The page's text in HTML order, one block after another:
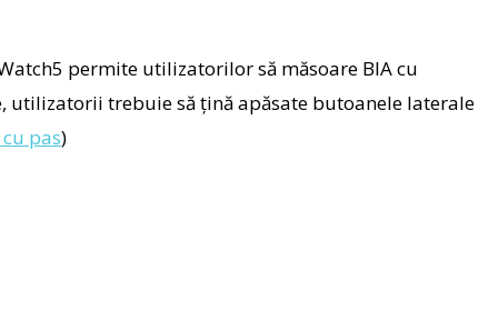
permite utilizatorilor să măsoare BIA cu
utilizatorii trebuie să țină apăsate butoanele laterale
pas)